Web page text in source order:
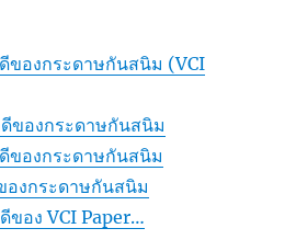
ของกระดาษกันสนิม (VCI
ของกระดาษกันสนิม
ของกระดาษกันสนิม
องกระดาษกันสนิม
ของ VCI Paper…